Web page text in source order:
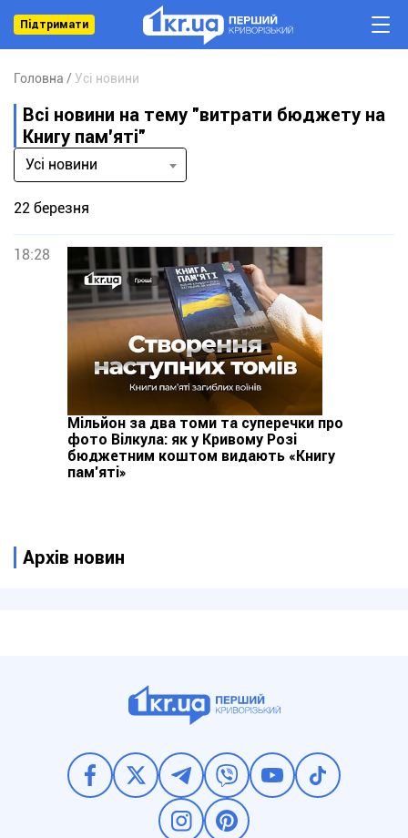
Підтримати
Головна Усі новини
Всі новини на тему "витрати бюджету на
Книгу пам'яті"
Усі новини
22 березня
18:28
Мільйон за два томи та суперечки про
фото Вілкула: як у Кривому Розі
бюджетним коштом видають «Книгу
пам’яті»
Архів новин